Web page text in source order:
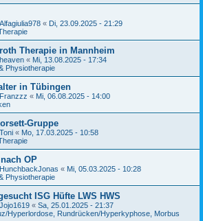
Alfagiulia978 « Di, 23.09.2025 - 21:29
Therapie in Mannheim
heaven « Mi, 13.08.2025 - 17:34
Physiotherapie
in Tübingen
Franzzz « Mi, 06.08.2025 - 14:00
Gruppe
Toni « Mo, 17.03.2025 - 10:58
OP
HunchbackJonas « Mi, 05.03.2025 - 10:28
Physiotherapie
ISG Hüfte LWS HWS
Jojo1619 « Sa, 25.01.2025 - 21:37
Hyperlordose, Rundrücken/Hyperkyphose, Morbus